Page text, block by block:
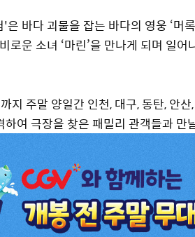
'은 바다 괴물을 잡는 바다의 영웅 ‘머
로운 소녀 ‘마린’을 만나게 되며 일
주말 양일간 인천, 대구, 동탄, 안
여 극장을 찾은 패밀리 관객들과 만